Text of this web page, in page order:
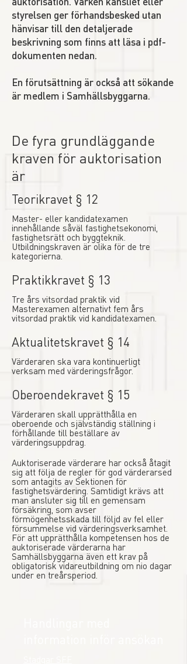
styrelsen ger förhandsbesked utan
hänvisar till den detaljerade
beskrivning som finns att läsa i pdf-
dokumenten nedan.
En förutsättning är också att sökande
är medlem i Samhällsbyggarna.
De fyra grundläggande
kraven för auktorisation
är
Teorikravet § 12
Master- eller kandidatexamen
innehållande såväl fastighetsekonomi,
fastighetsrätt och byggteknik.
Utbildningskraven är olika för de tre
kategorierna.
Praktikkravet § 13
Tre års vitsordad praktik vid
Masterexamen alternativt fem års
vitsordad praktik vid kandidatexamen.
Aktualitetskravet § 14
Värderaren ska vara kontinuerligt
verksam med värderingsfrågor.
Oberoendekravet § 15
Värderaren skall upprätthålla en
oberoende och självständig ställning i
förhållande till beställare av
värderingsuppdrag.
Auktoriserade värderare har också åtagit
sig att följa de regler för god värderarsed
som antagits av Sektionen för
fastighetsvärdering. Samtidigt krävs att
man ansluter sig till en gemensam
försäkring, som avser
förmögenhetsskada till följd av fel eller
försummelse vid värderingsverksamhet.
För att upprätthålla kompetensen hos de
auktoriserade värderarna har
Samhällsbyggarna även ett krav på
obligatorisk vidareutbildning om nio dagar
under en treårsperiod.